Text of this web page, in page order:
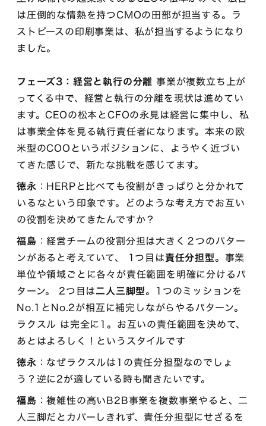
は圧倒的な情熱を持つCMOの田部が担当する。ラ
ストピースの印刷事業は、私が担当するようになり
ました。
フェーズ3：経営と執行の分離 事業が複数立ち上が
ってくる中で、経営と執行の分離を現状は進めてい
ます。CEOの松本とCFOの永見は経営に集中し、私
は事業全体を見る執行責任者になります。本来の欧
米型のCOOというポジションに、ようやく近づい
てきた感じで、新たな挑戦を感じてます。
徳永 ：HERPと比べても役割がきっぱりと分かれて
いるなという印象です。どのような考え方でお互い
の役割を決めてきたんですか？
福島 ：経営チームの役割分担は大きく２つのパター
ンがあると考えていて、 1つ目は責任分担型。事業
単位や領域ごとに各々が責任範囲を明確に分けるパ
ターン。 2つ目は二人三脚型。1つのミッションを
No.1とNo.2が相互に補完しながらやるパターン。
ラクスル は完全に1。お互いの責任範囲を決めて、
あとはよろしく！というスタイルです
徳永 ：なぜラクスルは1の責任分担型なのでしょ
う？逆に2が適している時も聞きたいです。
福島 ：複雑性の高いB2B事業を複数事業やると、二
人三脚だとカバーしきれず、責任分担型にせざるを